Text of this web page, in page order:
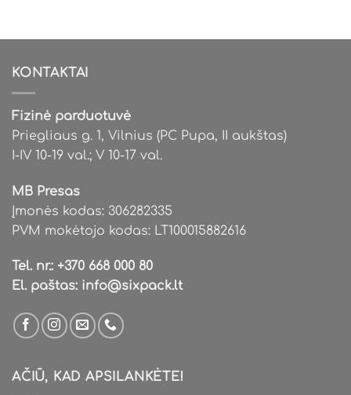
KONTAKTAI
Fizinė parduotuvė
Priegliaus g. 1, Vilnius (PC Pupa, II aukštas)
I-IV 10-19 val.; V 10-17 val.
MB Presas
Įmonės kodas: 306282335
PVM mokėtojo kodas: LT100015882616
Tel. nr.: +370 668 000 80
El. paštas: info@sixpack.lt
AČIŪ, KAD APSILANKĖTE!